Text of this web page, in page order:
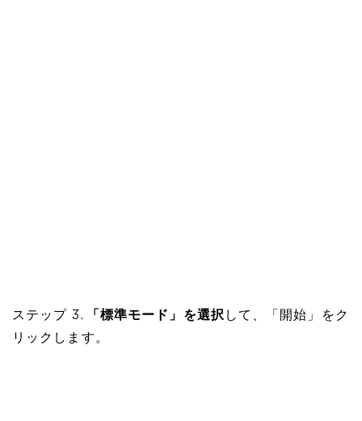
ステップ 3. 「標準モード」を選択 して、「開始」をク
リックします。